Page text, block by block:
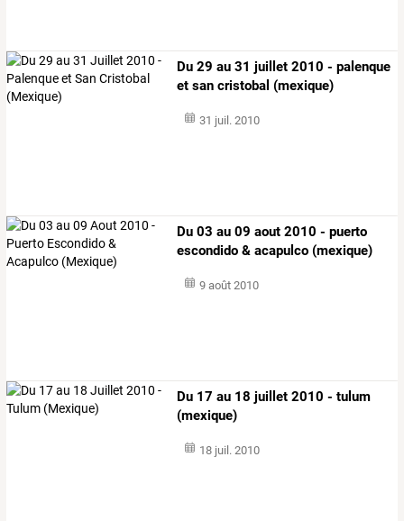
Du 29 au 31 juillet 2010 - palenque
et san cristobal (mexique)
31 juil. 2010
Du 03 au 09 aout 2010 - puerto
escondido & acapulco (mexique)
9 août 2010
Du 17 au 18 juillet 2010 - tulum
(mexique)
18 juil. 2010